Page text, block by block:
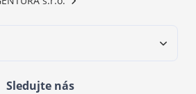
Sledujte nás